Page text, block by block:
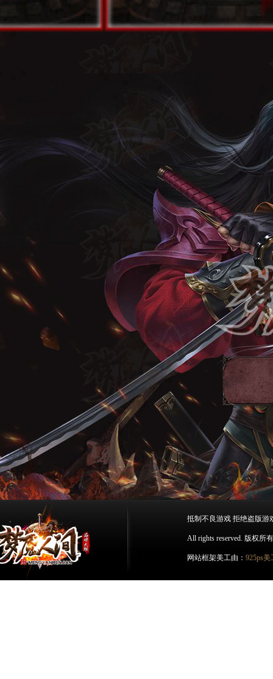
抵制不良游戏 拒绝盗版游
All rights reserved. 版权
网站框架美工由： 925ps